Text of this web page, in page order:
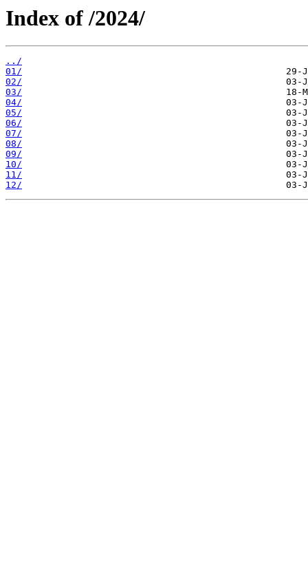
Index of /2024/
../
01/
02/
03/
04/
05/
06/
07/
08/
09/
10/
11/
12/